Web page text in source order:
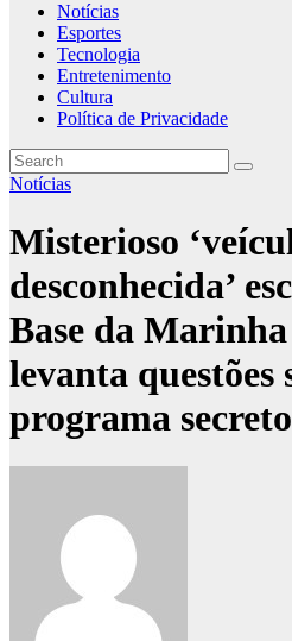
Notícias
Esportes
Tecnologia
Entretenimento
Cultura
Política de Privacidade
Notícias
Misterioso
desconhecida’
Base da
levanta questões
programa